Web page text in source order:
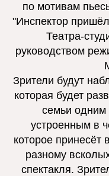
по мотивам
"Инспектор
Театра-
руководством
Зрители будут
которая будет
семьи одним
устроенным в
которое принесёт
разному
спектакля.